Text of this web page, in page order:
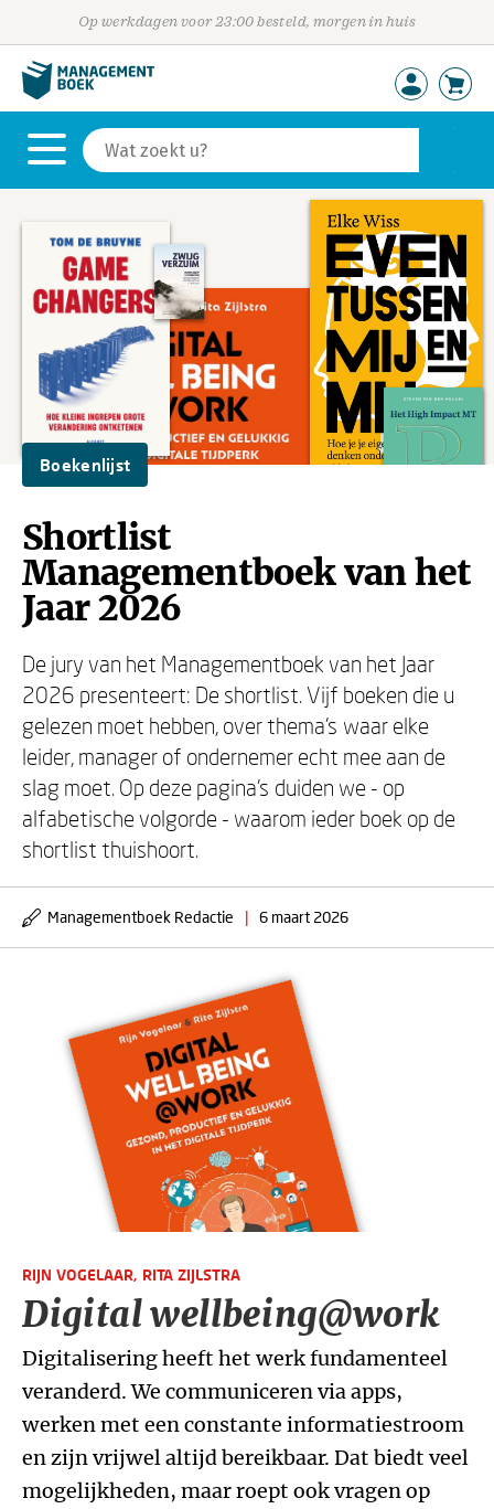
Op werkdagen voor 23:00 besteld, morgen in huis
Boekenlijst
Shortlist
Managementboek van het
Jaar 2026
De jury van het Managementboek van het Jaar
2026 presenteert: De shortlist. Vijf boeken die u
gelezen moet hebben, over thema’s waar elke
leider, manager of ondernemer echt mee aan de
slag moet. Op deze pagina’s duiden we - op
alfabetische volgorde - waarom ieder boek op de
shortlist thuishoort.
Managementboek Redactie | 6 maart 2026
RIJN VOGELAAR, RITA ZIJLSTRA
Digital wellbeing@work
Digitalisering heeft het werk fundamenteel
veranderd. We communiceren via apps,
werken met een constante informatiestroom
en zijn vrijwel altijd bereikbaar. Dat biedt veel
mogelijkheden, maar roept ook vragen op